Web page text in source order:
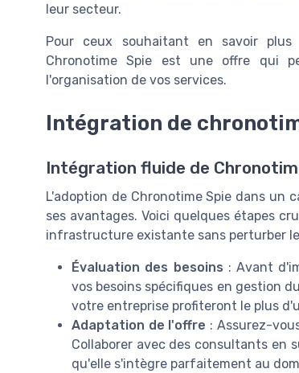
leur secteur.
Pour ceux souhaitant en savoir
Chronotime Spie est une offre qui
l'organisation de vos services.
Intégration de
Intégration fluide de
L'adoption de Chronotime Spie dans
ses avantages. Voici quelques étapes
infrastructure existante sans perturber
Évaluation des besoins : Avant
vos besoins spécifiques en gestion
votre entreprise profiteront le plus
Adaptation de l'offre : Assurez-
Collaborer avec des consultants en
qu'elle s'intègre parfaitement au